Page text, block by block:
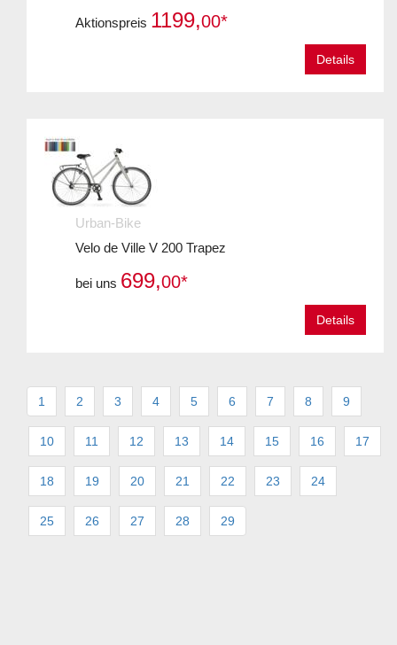
Aktionspreis 1199,00*
Details
Urban-Bike
Velo de Ville V 200 Trapez
bei uns 699,00*
Details
1 2 3 4 5 6 7 8 9
10 11 12 13 14 15 16 17
18 19 20 21 22 23 24
25 26 27 28 29